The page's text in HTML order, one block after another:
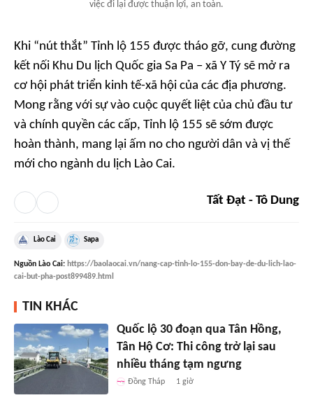
việc đi lại được thuận lợi, an toàn.
Khi “nút thắt” Tỉnh lộ 155 được tháo gỡ, cung đường
kết nối Khu Du lịch Quốc gia Sa Pa – xã Y Tý sẽ mở ra
cơ hội phát triển kinh tế-xã hội của các địa phương.
Mong rằng với sự vào cuộc quyết liệt của chủ đầu tư
và chính quyền các cấp, Tỉnh lộ 155 sẽ sớm được
hoàn thành, mang lại ấm no cho người dân và vị thế
mới cho ngành du lịch Lào Cai.
Tất Đạt - Tô Dung
Lào Cai Sapa
Nguồn Lào Cai: https://baolaocai.vn/nang-cap-tinh-lo-155-don-bay-de-du-lich-lao-
cai-but-pha-post899489.html
TIN KHÁC
Quốc lộ 30 đoạn qua Tân Hồng,
Tân Hộ Cơ: Thi công trở lại sau
nhiều tháng tạm ngưng
Đồng Tháp 1 giờ